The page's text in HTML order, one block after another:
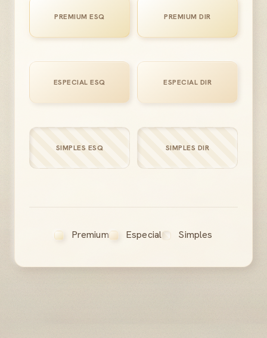
PREMIUM ESQ PREMIUM DIR
ESPECIAL ESQ ESPECIAL DIR
SIMPLES ESQ SIMPLES DIR
Premium Especial Simples